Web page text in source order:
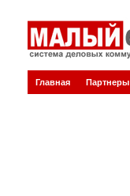
Главная Партнеры